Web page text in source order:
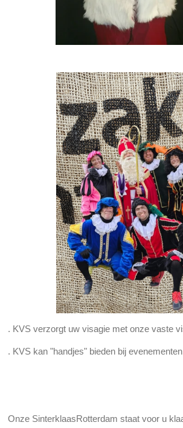
. KVS verzorgt uw visagie met onze vaste
. KVS kan "handjes" bieden bij
Onze SinterklaasRotterdam staat voor u